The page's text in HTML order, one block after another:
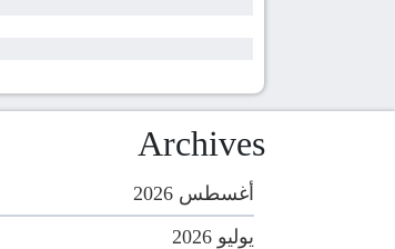
Archives
أغسطس 2026
يوليو 2026